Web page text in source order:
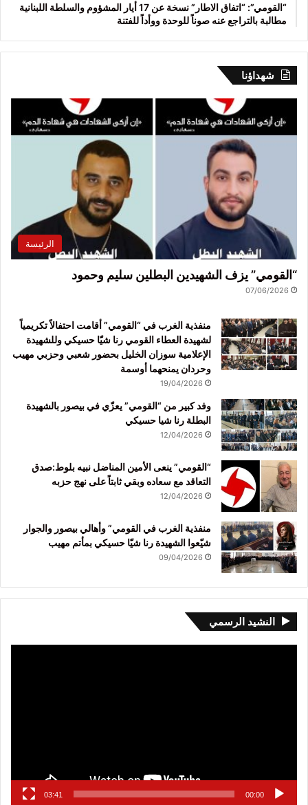
“القومي”: “اتفاق الاطار” نسخة عن 17 أيار المشؤوم والسلطة اللبنانية
مطالبة بالتراجع عنه صوناً للوحدة ووأداً للفتنة
شهداؤنا
الرئيسة
“القومي” يزف الشهيدين البطلين سليم وحمود
07/06/2026
منفذية الغرب في “القومي” أقامت احتفالاً تكريمياً
لشهيدة العطاء القومي رنا شيّا حسيكي وللشهيدة
الإعلامية سوزان الخليل بحضور شعبي وحزبي مهيب
وحردان يمنحهما أوسمة
19/04/2026
وفد كبير من “القومي” يعزّي في بيصور بالشهيدة
البطلة رنا شيا حسيكي
12/04/2026
“القومي” ينعى الأمين المناضل نبيه بلوط:صدق
التعاقد مع سعاده وبقي ثابتاً على نهج حزبه
12/04/2026
منفذية الغرب في القومي” وأهالي بيصور والجوار
شيّعوا الشهيدة رنا شيّا حسيكي بمأتم مهيب
09/04/2026
النشيد الرسمي
00:00
03:41